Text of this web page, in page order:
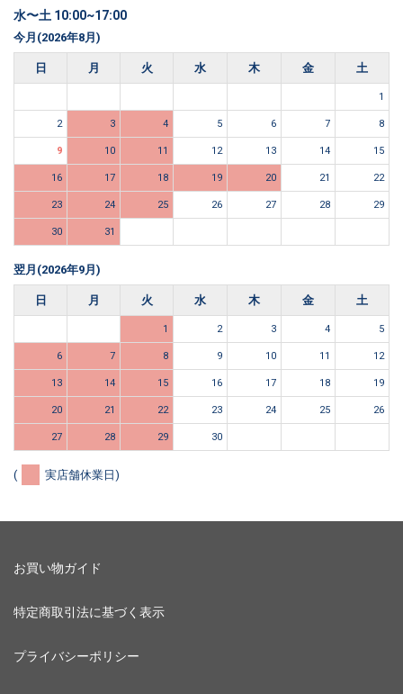
水〜土 10:00~17:00
今月(2026年8月)
日
月 火 水 木 金 土
1
2
3 4 5 6 7
8
9
10 11 12 13 14
15
16
17 18 19 20 21
22
23
24 25 26 27 28
29
30
31
翌月(2026年9月)
日
月 火 水 木 金 土
1 2 3 4
5
6
7 8 9 10 11
12
13
14 15 16 17 18
19
20
21 22 23 24 25
26
27
28 29 30
( 実店舗休業日)
お買い物ガイド
特定商取引法に基づく表示
プライバシーポリシー